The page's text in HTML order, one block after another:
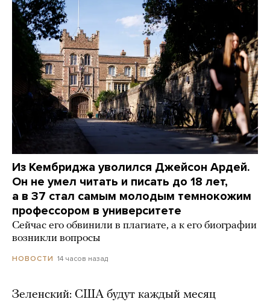
Из Кембриджа уволился Джейсон Ардей.
Он не умел читать и писать до 18 лет,
а в 37 стал самым молодым темнокожим
профессором в университете
Сейчас его обвинили в плагиате, а к его биографии
возникли вопросы
НОВОСТИ 14 часов назад
Зеленский: США будут каждый месяц